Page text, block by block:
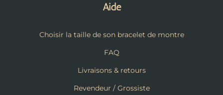
Aide
Choisir la taille de son bracelet de montre
FAQ
Livraisons & retours
Revendeur / Grossiste